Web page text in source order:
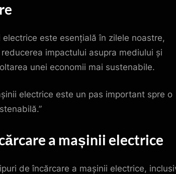
electrice este esențială în zilele noastre,
impactului asupra mediului și
unei economii mai sustenabile.
electrice este un pas important spre o
a mașinii electrice
de încărcare a mașinii electrice,